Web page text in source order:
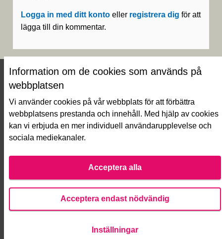
Information om de cookies som används på
webbplatsen
Vi använder cookies på vår webbplats för att förbättra
webbplatsens prestanda och innehåll. Med hjälp av cookies
kan vi erbjuda en mer individuell användarupplevelse och
sociala mediekanaler.
Acceptera alla
Acceptera endast nödvändig
Inställningar
Logga in med ditt konto eller registrera dig för att
lägga till din kommentar.
Näin äänestät Asukasbudjetissa
Olika skeden i Asukasbudjetti
Hämta öppna datafiler
Cookie-inställningar
Webbplats skapad med